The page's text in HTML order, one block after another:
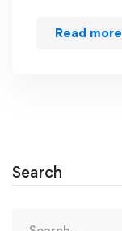
Read more
Search